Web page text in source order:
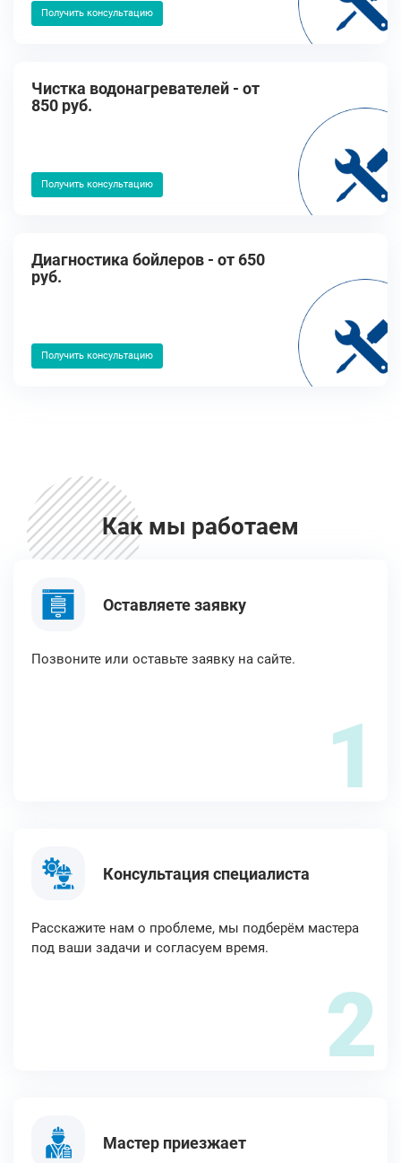
Получить консультацию
Чистка водонагревателей - от
850 руб.
Получить консультацию
Диагностика бойлеров - от 650
руб.
Получить консультацию
Как мы работаем
Оставляете заявку
Позвоните или оставьте заявку на сайте.
1
Консультация специалиста
Расскажите нам о проблеме, мы подберём мастера
под ваши задачи и согласуем время.
2
Мастер приезжает